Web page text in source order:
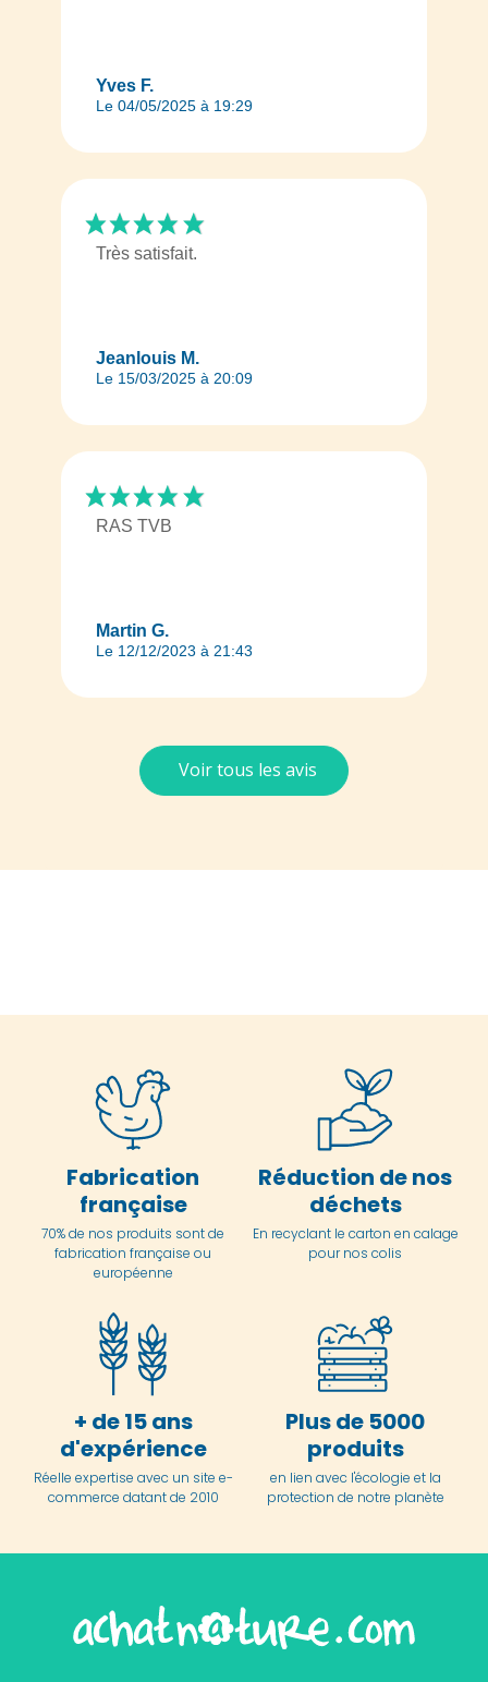
Yves F.
Le 04/05/2025 à 19:29
Jeanlouis M.
Le 15/03/2025 à 20:09
Très satisfait.
Martin G.
Le 12/12/2023 à 21:43
RAS TVB
Voir tous les avis
Fabrication
française
70% de nos produits sont de
fabrication française ou
européenne
Réduction de nos
déchets
En recyclant le carton en calage
pour nos colis
+ de 15 ans
d'expérience
Réelle expertise avec un site e-
commerce datant de 2010
Plus de 5000
produits
en lien avec l'écologie et la
protection de notre planète